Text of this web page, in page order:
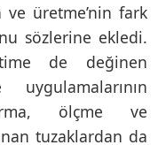
ve üretme’nin fark
sözlerine ekledi.
de değinen
ölçme ve
tuzaklardan da